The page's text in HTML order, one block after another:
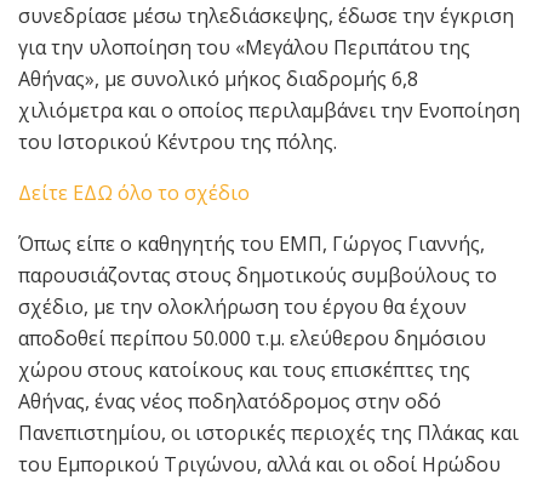
συνεδρίασε μέσω τηλεδιάσκεψης, έδωσε την έγκριση
για την υλοποίηση του «Μεγάλου Περιπάτου της
Αθήνας», με συνολικό μήκος διαδρομής 6,8
χιλιόμετρα και ο οποίος περιλαμβάνει την Ενοποίηση
του Ιστορικού Κέντρου της πόλης.
Δείτε ΕΔΩ όλο το σχέδιο
Όπως είπε ο καθηγητής του ΕΜΠ, Γώργος Γιαννής,
παρουσιάζοντας στους δημοτικούς συμβούλους το
σχέδιο, με την ολοκλήρωση του έργου θα έχουν
αποδοθεί περίπου 50.000 τ.μ. ελεύθερου δημόσιου
χώρου στους κατοίκους και τους επισκέπτες της
Αθήνας, ένας νέος ποδηλατόδρομος στην οδό
Πανεπιστημίου, οι ιστορικές περιοχές της Πλάκας και
του Εμπορικού Τριγώνου, αλλά και οι οδοί Ηρώδου